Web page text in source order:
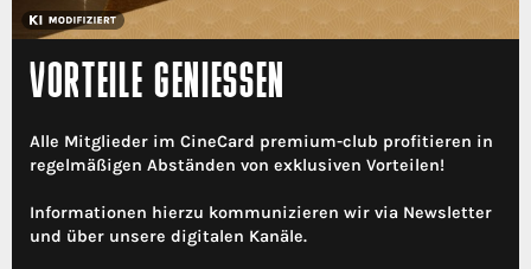
VORTEILE GENIESSEN
Alle Mitglieder im CineCard premium-club profitieren in
regelmäßigen Abständen von exklusiven Vorteilen!
Informationen hierzu kommunizieren wir via Newsletter
und über unsere digitalen Kanäle.